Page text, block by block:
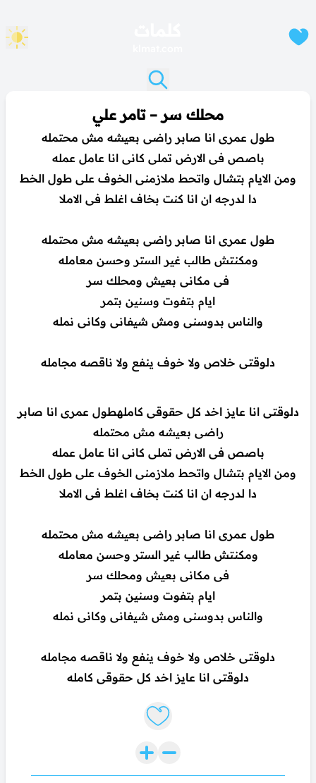
محلك سر – تامر علي
طول عمرى انا صابر راضى بعيشه مش محتمله
باصص فى الارض تملى كانى انا عامل عمله
ومن الايام بتشال واتحط ملازمنى الخوف على طول الخط
دا لدرجه ان انا كنت بخاف اغلط فى الاملا
طول عمرى انا صابر راضى بعيشه مش محتمله
ومكنتش طالب غير الستر وحسن معامله
فى مكانى بعيش ومحلك سر
ايام بتفوت وسنين بتمر
والناس بدوسنى ومش شيفانى وكانى نمله
دلوقتى خلاص ولا خوف ينفع ولا ناقصه مجامله
دلوقتى انا عايز اخد كل حقوقى كاملهطول عمرى انا صابر
راضى بعيشه مش محتمله
باصص فى الارض تملى كانى انا عامل عمله
ومن الايام بتشال واتحط ملازمنى الخوف على طول الخط
دا لدرجه ان انا كنت بخاف اغلط فى الاملا
طول عمرى انا صابر راضى بعيشه مش محتمله
ومكنتش طالب غير الستر وحسن معامله
فى مكانى بعيش ومحلك سر
ايام بتفوت وسنين بتمر
والناس بدوسنى ومش شيفانى وكانى نمله
دلوقتى خلاص ولا خوف ينفع ولا ناقصه مجامله
دلوقتى انا عايز اخد كل حقوقى كامله
Like lyrics